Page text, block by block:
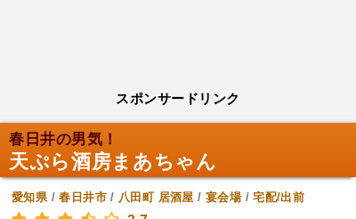
スポンサードリンク
春日井の男気！
天ぷら酒房まあちゃん
愛知県/春日井市/ 八田町 居酒屋 / 宴会場/宅配/出前